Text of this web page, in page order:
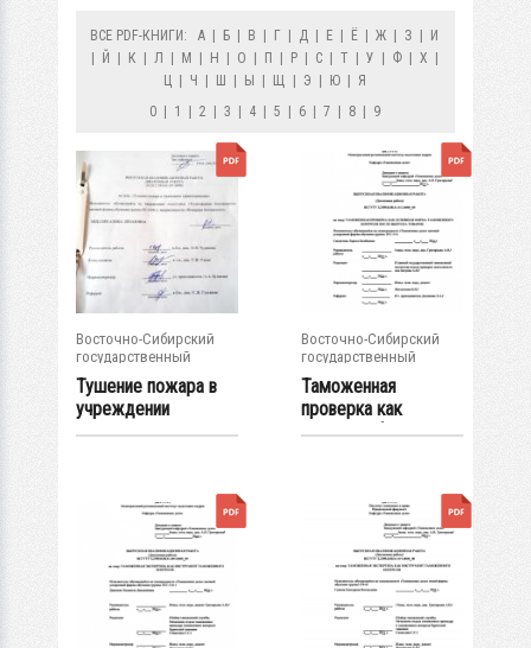
ВСЕ PDF-КНИГИ: А Б В Г Д Е Ё Ж З
И
Й К Л М Н О П Р С Т У Ф Х
Ц
Ч Ш Ы Щ Э Ю
Я
0
1 2 3 4 5 6 7 8 9
Восточно-Сибирский
государственный
университет...
Тушение пожара в
учреждении
здравоохранения :
Восточно-Сибирский
государственный
университет...
Таможенная
проверка как
основная форма...